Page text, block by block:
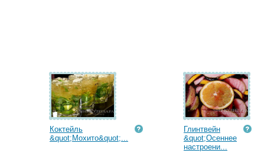
Коктейль
&quot;Мохито&quot;...
Глинтвейн
&quot;Осеннее
настроени...